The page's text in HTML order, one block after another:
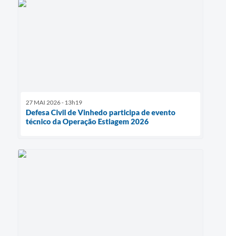
27 MAI 2026 - 13h19
Defesa Civil de Vinhedo participa de evento
técnico da Operação Estiagem 2026